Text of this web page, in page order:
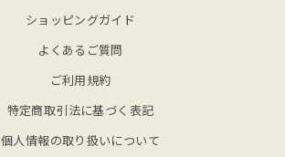
ショッピングガイド
よくあるご質問
ご利用規約
特定商取引法に基づく表記
個人情報の取り扱いについて